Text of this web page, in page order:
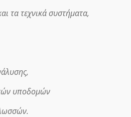
τα τεχνικά συστήματα,
υποδομών